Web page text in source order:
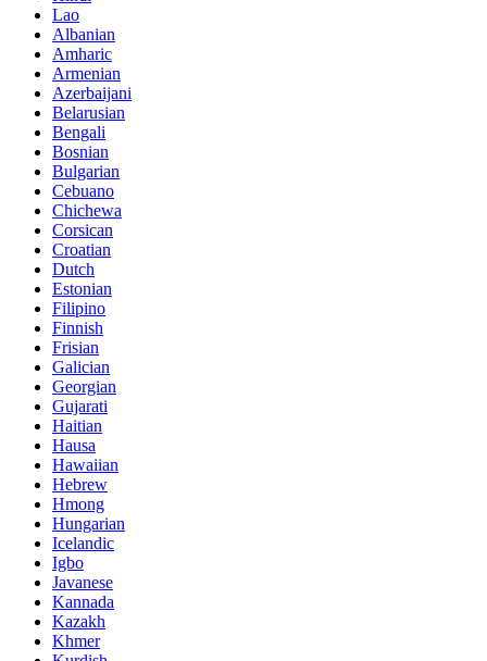
Lao
Albanian
Amharic
Armenian
Azerbaijani
Belarusian
Bengali
Bosnian
Bulgarian
Cebuano
Chichewa
Corsican
Croatian
Dutch
Estonian
Filipino
Finnish
Frisian
Galician
Georgian
Gujarati
Haitian
Hausa
Hawaiian
Hebrew
Hmong
Hungarian
Icelandic
Igbo
Javanese
Kannada
Kazakh
Khmer